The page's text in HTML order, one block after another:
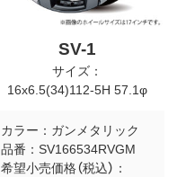
SV-1
サイズ：
16x6.5(34)112-5H 57.1φ
カラー： ガンメタリック
品番： SV166534RVGM
希望小売価格（税込）：